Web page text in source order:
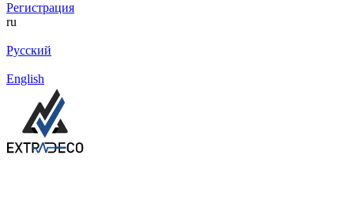
Регистрация
ru
Русский
English